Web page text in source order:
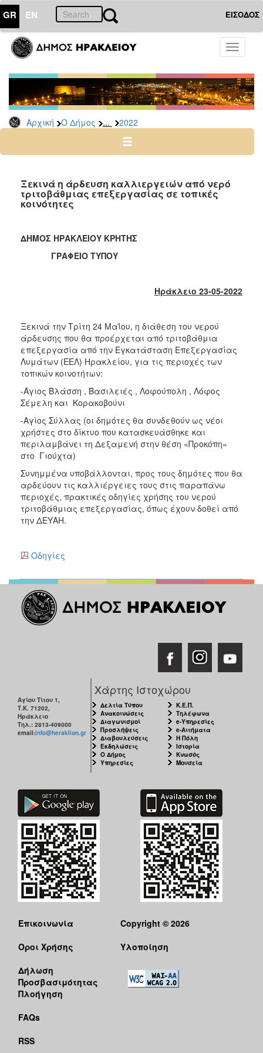
GR EN ΕΙΣΟΔΟΣ
Toggle
Αρχική Ο Δήμος ... 2022
ΔΗΜΟΣ
Δελτία
Τύπου
Αρχείο
2026
2024
2022
2021
2013
2012
2011
2010
2006
ΤΟΠΟΣ
ΠΟΛΙΤΙΣΜΟΣ
Ξεκινά η άρδευση καλλιεργειών από νερό
τριτοβάθμιας επεξεργασίας σε τοπικές
κοινότητες
ΔΗΜΟΣ ΗΡΑΚΛΕΙΟΥ ΚΡΗΤΗΣ
ΓΡΑΦΕΙΟ ΤΥΠΟΥ
Ηράκλειο 23-05-2022
Ξεκινά την Τρίτη 24 Μαΐου, η διάθεση του νερού
άρδευσης που θα προέρχεται από τριτοβάθμια
επεξεργασία από την Εγκατάσταση Επεξεργασίας
Λυμάτων (ΕΕΛ) Ηρακλείου, για τις περιοχές των
τοπικών κοινοτήτων:
-Άγιος Βλάσση , Βασιλειές , Λοφούπολη , Λόφος
Σέμελη και Κορακοβούνι
-Αγίος Σύλλας (οι δημότες θα συνδεθούν ως νέοι
χρήστες στο δίκτυο που κατασκευάσθηκε και
περιλαμβάνει τη Δεξαμενή στην θέση «Προκόπη»
στο Γιούχτα)
Συνημμένα υποβάλλονται, προς τους δημότες που θα
αρδεύουν τις καλλιέργειες τους στις παραπάνω
περιοχές, πρακτικές οδηγίες χρήσης του νερού
τριτοβάθμιας επεξεργασίας, όπως έχουν δοθεί από
την ΔΕΥΑΗ.
Οδηγίες
Αγίου Τίτου 1,
Τ.Κ. 71202,
Ηράκλειο
Τηλ.: 2813-409000
email:info@heraklion.gr
Χάρτης Ιστοχώρου
Δελτία Τύπου
Ανακοινώσεις
Διαγωνισμοί
Προσλήψεις
Διαβουλεύσεις
Εκδηλώσεις
Ο Δήμος
Υπηρεσίες
Κ.Ε.Π.
Τηλέφωνα
e-Υπηρεσίες
e-Αιτήματα
Η Πόλη
Ιστορία
Κνωσός
Μουσεία
Επικοινωνία
Όροι Χρήσης
Δήλωση
Προσβασιμότητας
Πλοήγηση
FAQs
RSS
Copyright © 2026
Υλοποίηση